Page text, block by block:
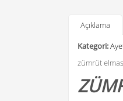
Açıklama
Kategori:
zümrüt elmas